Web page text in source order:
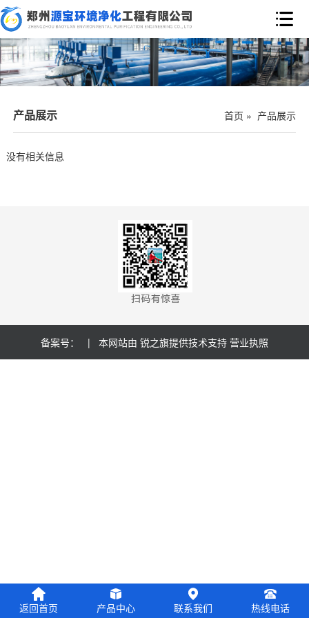

产品展示 首页 » 产品展示
没有相关信息
备案号： | 本网站由 锐之旗提供技术支持 营业执照
返回首页 产品中心 联系我们 热线电话